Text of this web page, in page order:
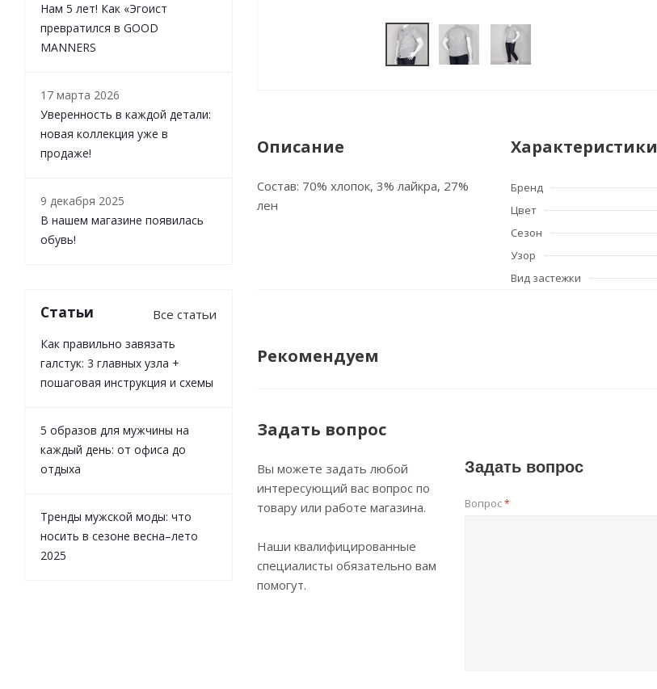
Описание
Состав: 70% хлопок, 3% лайкра, 27%
лен
Характеристики
Бренд
Цвет
Сезон
Узор
Вид застежки
Рекомендуем
Задать вопрос
Вы можете задать любой
интересующий вас вопрос по
товару или работе магазина.
Наши квалифицированные
специалисты обязательно вам
помогут.
Задать вопрос
Вопрос*
Нам 5 лет! Как «Эгоист
превратился в GOOD
MANNERS
17 марта 2026
Уверенность в каждой детали:
новая коллекция уже в
продаже!
9 декабря 2025
В нашем магазине появилась
обувь!
Статьи Все статьи
Как правильно завязать
галстук: 3 главных узла +
пошаговая инструкция и схемы
5 образов для мужчины на
каждый день: от офиса до
отдыха
Тренды мужской моды: что
носить в сезоне весна–лето
2025